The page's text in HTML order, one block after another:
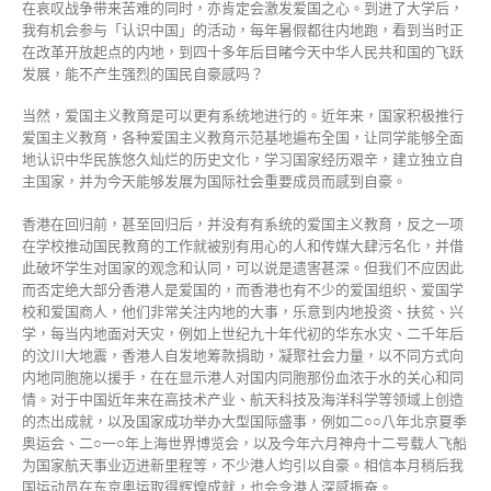
在哀叹战争带来苦难的同时，亦肯定会激发爱国之心。到进了大学后，
我有机会参与「认识中国」的活动，每年暑假都往内地跑，看到当时正
在改革开放起点的内地，到四十多年后目睹今天中华人民共和国的飞跃
发展，能不产生强烈的国民自豪感吗？
当然，爱国主义教育是可以更有系统地进行的。近年来，国家积极推行
爱国主义教育，各种爱国主义教育示范基地遍布全国，让同学能够全面
地认识中华民族悠久灿烂的历史文化，学习国家经历艰辛，建立独立自
主国家，并为今天能够发展为国际社会重要成员而感到自豪。
香港在回归前，甚至回归后，并没有有系统的爱国主义教育，反之一项
在学校推动国民教育的工作就被别有用心的人和传媒大肆污名化，并借
此破坏学生对国家的观念和认同，可以说是遗害甚深。但我们不应因此
而否定绝大部分香港人是爱国的，而香港也有不少的爱国组织、爱国学
校和爱国商人，他们非常关注内地的大事，乐意到内地投资、扶贫、兴
学，每当内地面对天灾，例如上世纪九十年代初的华东水灾、二千年后
的汶川大地震，香港人自发地筹款捐助，凝聚社会力量，以不同方式向
内地同胞施以援手，在在显示港人对国内同胞那份血浓于水的关心和同
情。对于中国近年来在高技术产业、航天科技及海洋科学等领域上创造
的杰出成就，以及国家成功举办大型国际盛事，例如二○○八年北京夏季
奥运会、二○一○年上海世界博览会，以及今年六月神舟十二号载人飞船
为国家航天事业迈进新里程等，不少港人均引以自豪。相信本月稍后我
国运动员在东京奥运取得辉煌成就，也会令港人深感振奋。